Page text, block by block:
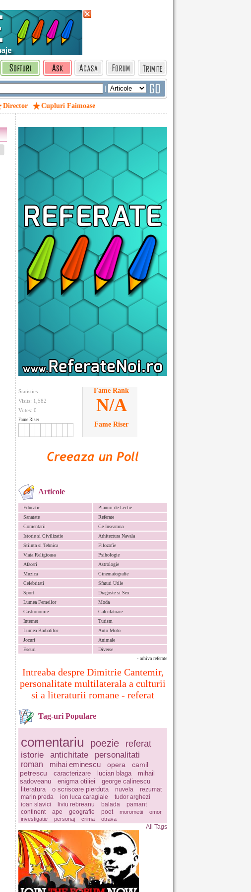
|
Director Cupluri Faimoase
Statistics:
Visits: 1,582
Votes: 0
Fame Riser
Fame Rank
N/A
Fame Riser
Articole
Educatie
Planuri de Lectie
Sanatate
Referate
Comentarii
Ce Inseamna
Istorie si Civilizatie
Arhitectura Navala
Stiinta si Tehnica
Filozofie
Viata Religioasa
Psihologie
Afaceri
Astrologie
Muzica
Cinematografie
Celebritati
Sfaturi Utile
Sport
Dragoste si Sex
Lumea Femeilor
Moda
Gastronomie
Calculatoare
Internet
Turism
Lumea Barbatilor
Auto Moto
Jocuri
Animale
Eseuri
Diverse
- arhiva referate
Intreaba despre Dimitrie Cantemir,
personalitate multilaterala a culturii
si a literaturii romane - referat
Tag-uri Populare
comentariu poezie referat
istorie antichitate personalitati
roman mihai eminescu opera
camil
petrescu
caracterizare lucian blaga
mihail
sadoveanu
enigma otiliei
george calinescu
literatura
o scrisoare pierduta nuvela
rezumat
marin preda
ion luca caragiale
tudor arghezi
ioan slavici
liviu rebreanu balada
pamant
continent
ape geografie poet morometii
omor
investigatie
personaj crima otrava
All Tags